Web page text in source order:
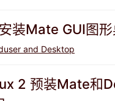
装Mate GUI图形
and Desktop
2 预装Mate和